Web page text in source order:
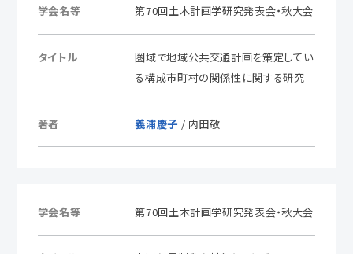
学会名等 第70回土木計画学研究発表会・秋大会
タイトル
圏域で地域公共交通計画を策定してい
る構成市町村の関係性に関する研究
著者 義浦慶子 / 内田敬
学会名等 第70回土木計画学研究発表会・秋大会